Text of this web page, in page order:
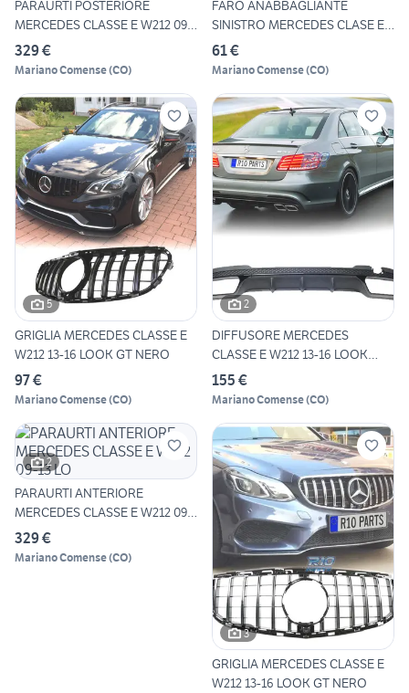
PARAURTI POSTERIORE
MERCEDES CLASSE E W212 09-
13 L
329 €
Mariano Comense(CO)
FARO ANABBAGLIANTE
SINISTRO MERCEDES CLASE E
W212
61 €
Mariano Comense(CO)
5
GRIGLIA MERCEDES CLASSE E
W212 13-16 LOOK GT NERO
97 €
Mariano Comense(CO)
2
DIFFUSORE MERCEDES
CLASSE E W212 13-16 LOOK
AMG E6
155 €
Mariano Comense(CO)
2
PARAURTI ANTERIORE
MERCEDES CLASSE E W212 09-
13 LO
329 €
Mariano Comense(CO)
3
GRIGLIA MERCEDES CLASSE E
W212 13-16 LOOK GT NERO